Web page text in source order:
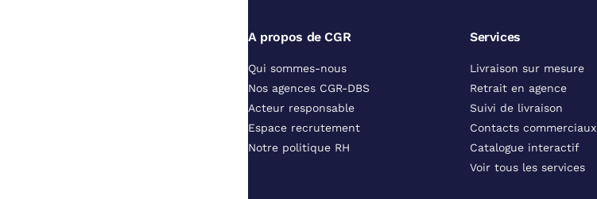
A propos de CGR
Qui sommes-nous
Nos agences CGR-DBS
Acteur responsable
Espace recrutement
Notre politique RH
Services
Livraison sur mesure
Retrait en agence
Suivi de livraison
Contacts commerciaux
Catalogue interactif
Voir tous les services